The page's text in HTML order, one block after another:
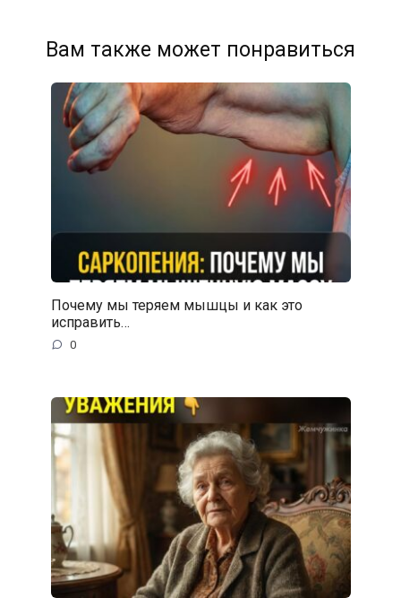
Вам также может понравиться
Почему мы теряем мышцы и как это
исправить…
0